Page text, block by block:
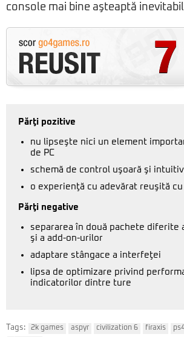
console mai bine aşteaptă
Părţi pozitive
nu lipseşte nici un element
de PC
schemă de control uşoară şi
o experienţă cu adevărat reuşită
Părţi negative
separarea în două pachete diferite
şi a add-on-urilor
adaptare stângace a interfeţei
lipsa de optimizare privind
indicatorilor dintre ture
Tags: 2k games aspyr civilization 6 firaxis